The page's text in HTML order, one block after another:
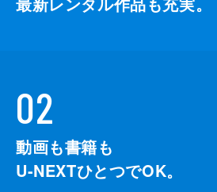
02
動画も書籍も
U-NEXTひとつでOK。